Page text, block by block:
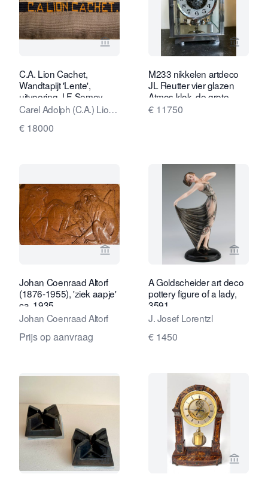
Bekijk verkoperspagina van
C.A. Lion Cachet,
Wandtapijt 'Lente',
uitvoering J.F. Semey,
1927
Carel Adolph (C.A.) Lion
Cachet
€ 18000
Bekijk
M233 nikkelen artdeco
JL Reutter vier glazen
Atmos klok, de grote
Nikkelen vier glazen kast
€ 11750
Bekijk verkoperspagina van
Johan Coenraad Altorf
(1876-1955), 'ziek aapje'
ca. 1935
Johan Coenraad Altorf
Prijs op aanvraag
Bekijk
A Goldscheider art deco
pottery figure of a lady,
3591
J. Josef Lorentzl
€ 1450
Bekijk verkoperspagina van Bekijk